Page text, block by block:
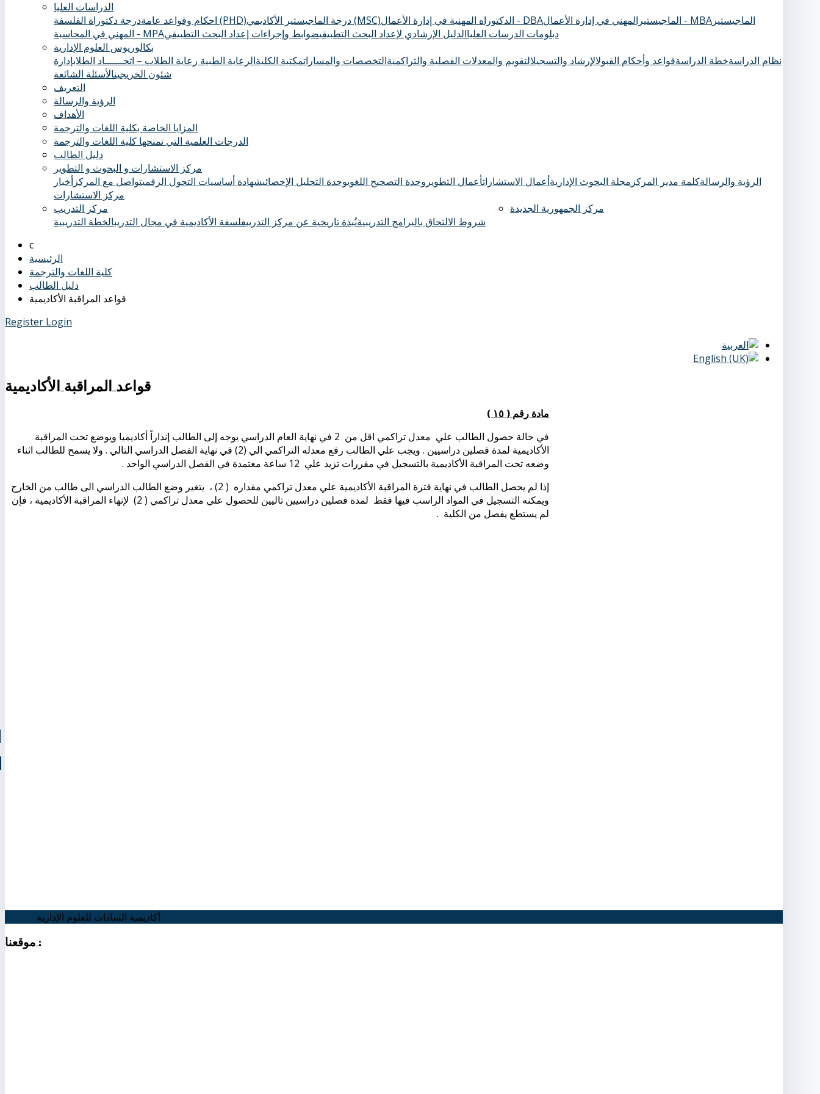
الدراسات العليا
احكام وقواعد عامة درجة دكتوراة الفلسفة (PHD) درجة الماجيستير الأكاديمي (MSC) الدكتوراه المهنية في إدارة الأعمال - DBA الماجيستيرالمهني في إدارة الأعمال - MBA الماجيستير
المهني في المحاسبة - MPA
دبلومات الدرسات العلياالدليل الإرشادي لإعداد البحث التطبيقيضوابط وإجراءات إعداد البحث التطبيقي
بكالوريوس العلوم الإدارية
نظام الدراسةخطة الدراسةقواعد وأحكام القبولالإرشاد والتسجيلالتقويم والمعدلات الفصلية والتراكميةالتخصصات والمساراتمكتبة الكليةالرعاية الطبية ‏ رعاية الطلاب – اتحــــــاد الطلابإدارة
شئون الخريجينالأسئلة الشائعة
التعريف
الرؤية والرسالة
الأهداف
المزايا الخاصة بكلية اللغات والترجمة
الدرجات العلمية التي تمنحها كلية اللغات والترجمة
دليل الطالب
مركز الاستشارات و البحوث و التطوير
الرؤية والرسالةكلمة مدير المركز مجلة البحوث الإداريةأعمال الاستشاراتأعمال التطوير وحدة التصحيح اللغويوحدة التحليل الإحصائيشهادة أساسيات التحول الرقميتواصل مع المركزأخبار
مركز الاستشارات
مركز التدريب
شروط الالتحاق بالبرامج التدريبيةنُبذة تاريخية عن مركز التدريبفلسفة الأكاديمية في مجال التدريبالخطة التدريبية
مركز الجمهورية الجديدة
الرئيسية
كلية اللغات والترجمة
دليل الطالب
قواعد المراقبة الأكاديمية
Register Login
قواعد المراقبة الأكاديمية
مادة رقم ( ١٥ )
في حالة حصول الطالب علي معدل تراكمي اقل من 2 في نهاية العام الدراسي يوجه إلى الطالب إنذاراً أكاديميا ويوضع تحت المراقبة
الأكاديمية لمدة فصلين دراسيين . ويجب علي الطالب رفع معدله التراكمي الي (2) في نهاية الفصل الدراسي التالي . ولا يسمح للطالب اثناء
وضعه تحت المراقبة الأكاديمية بالتسجيل في مقررات تزيد علي 12 ساعة معتمدة في الفصل الدراسي الواحد .
إذا لم يحصل الطالب في نهاية فترة المراقبة الأكاديمية علي معدل تراكمي مقداره ( 2) ، يتغير وضع الطالب الدراسي الى طالب من الخارج
ويمكنه التسجيل في المواد الراسب فيها فقط لمدة فصلين دراسيين تاليين للحصول علي معدل تراكمي ( 2) لإنهاء المراقبة الأكاديمية ، فإن
لم يستطع يفصل من الكلية .
أكاديمية السادات للعلوم الإدارية
موقعنا: